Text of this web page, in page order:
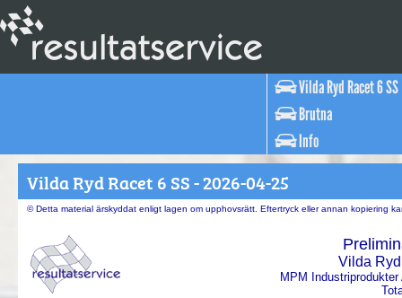
Vilda Ryd Racet 6 SS
Brutna
Info
Vilda Ryd Racet 6 SS - 2026-04-25
© Detta material ärskyddat enligt lagen om upphovsrätt. Eftertryck eller annan kopiering
Vilda
MPM